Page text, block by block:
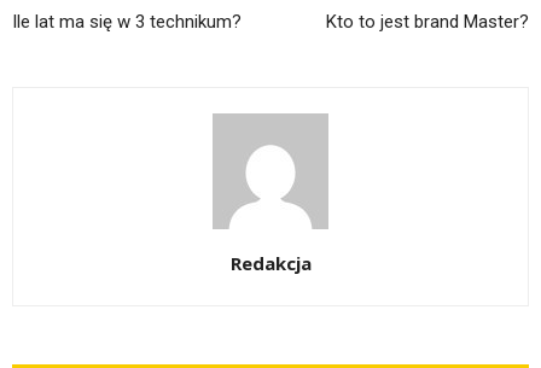
Ile lat ma się w 3 technikum? Kto to jest brand Master?
Redakcja